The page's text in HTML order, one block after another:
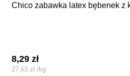
chico zabawka latex bębenek z
8,29zł
27,63 zł /kg